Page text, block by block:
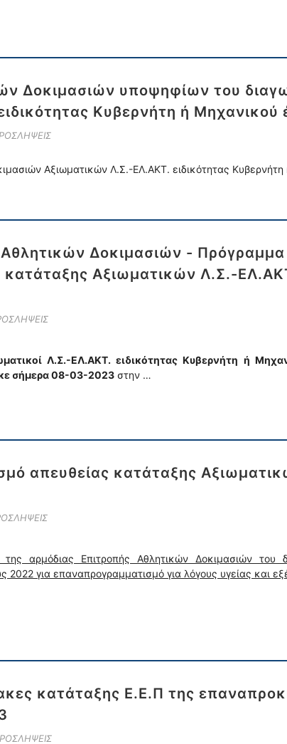
Δοκιμασιών υποψηφίων του
Κυβερνήτη ή Μηχανικού
Αξιωματικών Λ.Σ.-ΕΛ.ΑΚΤ. ειδικότητας
Αθλητικών Δοκιμασιών -
κατάταξης Αξιωματικών Λ.Σ.-
Λ.Σ.-ΕΛ.ΑΚΤ. ειδικότητας Κυβερνήτη ή
σήμερα 08-03-2023 στην …
απευθείας κατάταξης
αρμόδιας Επιτροπής Αθλητικών Δοκιμασιών του
2022 για επαναπρογραμματισμό για λόγους υγείας και
κατάταξης Ε.Ε.Π της